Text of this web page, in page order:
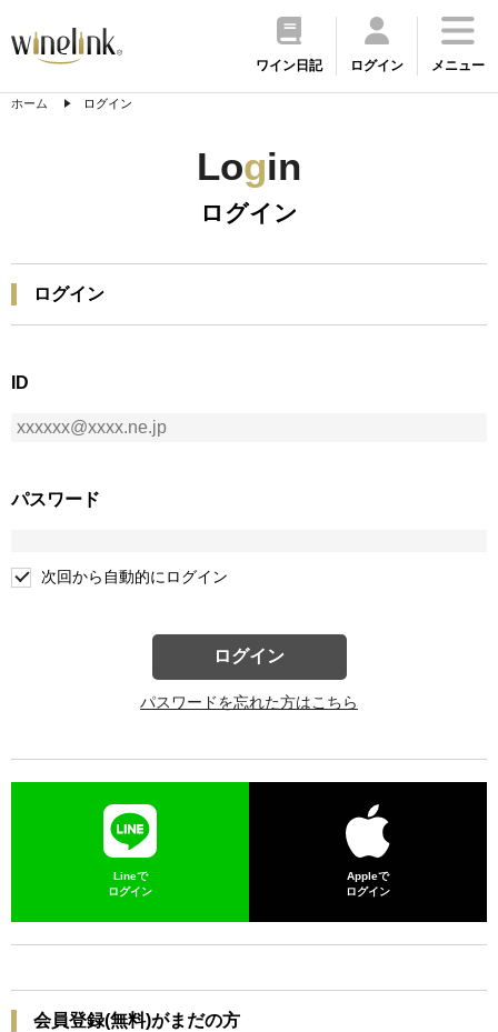
ワイン日記 ログイン メニュー
ホーム ログイン
Login
ログイン
ログイン
ID
パスワード
次回から自動的にログイン
ログイン
パスワードを忘れた方はこちら
Lineで
ログイン
Appleで
ログイン
会員登録(無料)がまだの方